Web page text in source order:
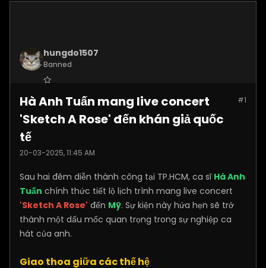
hungdo1507
Banned
Posts: 3873 #1
Hà Anh Tuấn mang live concert
'Sketch A Rose' đến khán giả quốc
tế
20-03-2025, 11:45 AM
Sau hai đêm diễn thành công tại TP.HCM, ca sĩ Hà Anh
Tuấn chính thức tiết lộ lịch trình mang live concert
'Sketch A Rose' đến Mỹ. Sự kiện này hứa hẹn sẽ trở
thành một dấu mốc quan trọng trong sự nghiệp ca
hát của anh.
Giao thoa giữa các thế hệ